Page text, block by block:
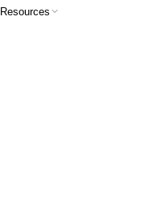
Resources